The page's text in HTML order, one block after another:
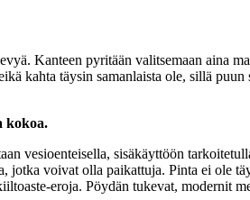
Kanteen pyritään valitsemaan aina
kahta täysin samanlaista ole, sillä
kokoa.
vesioenteisella, sisäkäyttöön
voivat olla paikattuja. Pinta ei ole
eroja. Pöydän tukevat, modernit